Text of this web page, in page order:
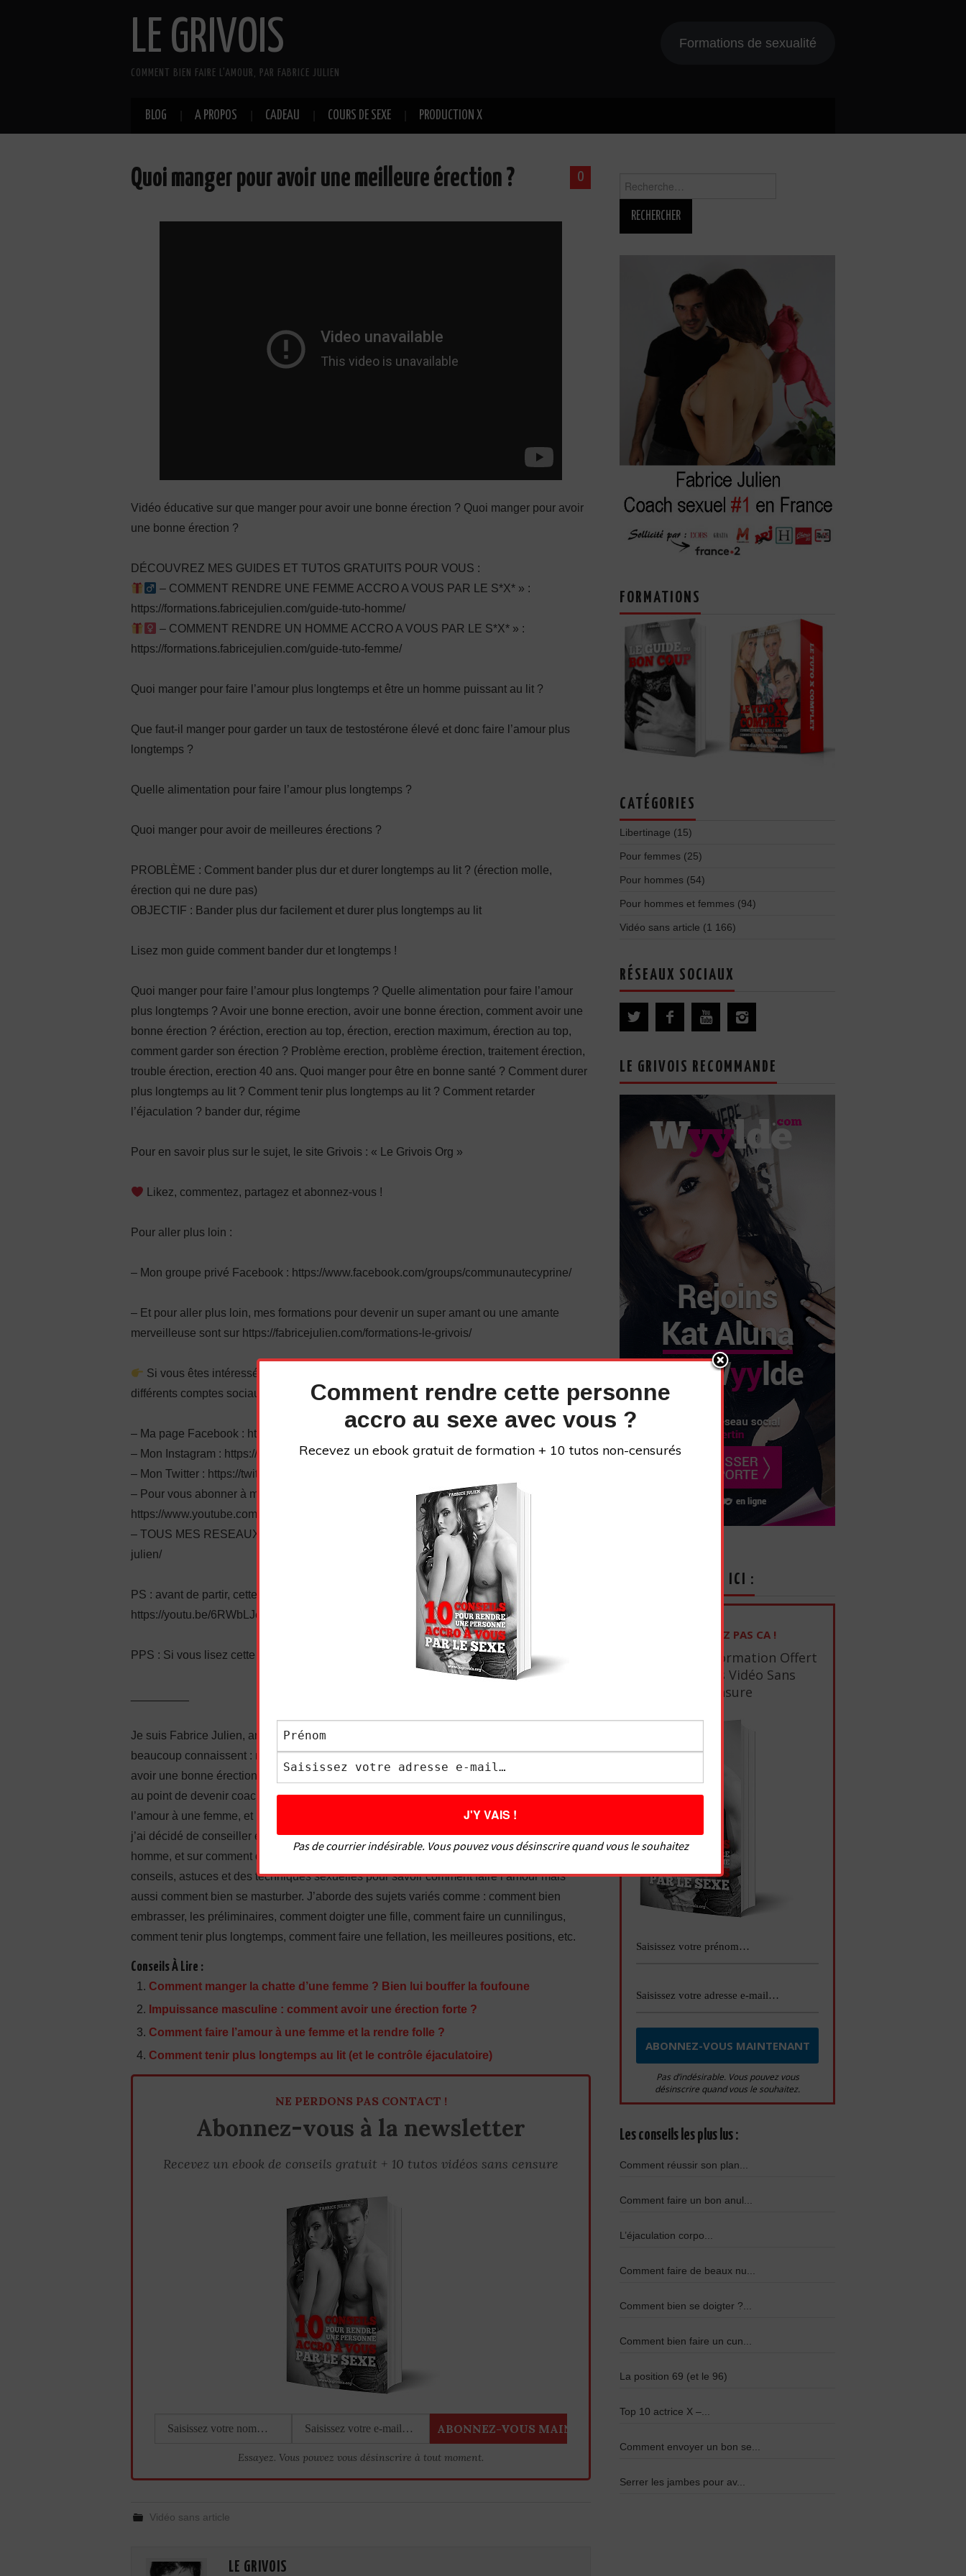
LE GRIVOIS
COMMENT BIEN FAIRE L'AMOUR, PAR FABRICE JULIEN
Formations de sexualité
BLOG A PROPOS CADEAU COURS DE SEXE PRODUCTION X
0
Quoi manger pour avoir une meilleure érection ?
Vidéo éducative sur que manger pour avoir une bonne érection ? Quoi manger pour avoir
une bonne érection ?
DÉCOUVREZ MES GUIDES ET TUTOS GRATUITS POUR VOUS :
– COMMENT RENDRE UNE FEMME ACCRO A VOUS PAR LE S*X* » :
https://formations.fabricejulien.com/guide-tuto-homme/
– COMMENT RENDRE UN HOMME ACCRO A VOUS PAR LE S*X* » :
https://formations.fabricejulien.com/guide-tuto-femme/
Quoi manger pour faire l’amour plus longtemps et être un homme puissant au lit ?
Que faut-il manger pour garder un taux de testostérone élevé et donc faire l’amour plus
longtemps ?
Quelle alimentation pour faire l’amour plus longtemps ?
Quoi manger pour avoir de meilleures érections ?
PROBLÈME : Comment bander plus dur et durer longtemps au lit ? (érection molle,
érection qui ne dure pas)
OBJECTIF : Bander plus dur facilement et durer plus longtemps au lit
Lisez mon guide comment bander dur et longtemps !
Quoi manger pour faire l’amour plus longtemps ? Quelle alimentation pour faire l’amour
plus longtemps ? Avoir une bonne erection, avoir une bonne érection, comment avoir une
bonne érection ? éréction, erection au top, érection, erection maximum, érection au top,
comment garder son érection ? Problème erection, problème érection, traitement érection,
trouble érection, erection 40 ans. Quoi manger pour être en bonne santé ? Comment durer
plus longtemps au lit ? Comment tenir plus longtemps au lit ? Comment retarder
l’éjaculation ? bander dur, régime
Pour en savoir plus sur le sujet, le site Grivois : « Le Grivois Org »
Likez, commentez, partagez et abonnez-vous !
Pour aller plus loin :
– Mon groupe privé Facebook : https://www.facebook.com/groups/communautecyprine/
– Et pour aller plus loin, mes formations pour devenir un super amant ou une amante
merveilleuse sont sur https://fabricejulien.com/formations-le-grivois/
Si vous êtes intéressé, n’hésitez pas à venir consulter mon site ou me suivre sur mes
différents comptes sociaux :
– Ma page Facebook : https://www.facebook.com/diaryfrenchpua/
– Mon Instagram : https://www.instagram.com/produit_bio/
– Mon Twitter : https://twitter.com/pluiedecyprine
– Pour vous abonner à ma chaîne Youtube :
https://www.youtube.com/channel/UCl7KFEkeyD2tEEiF6a3hE_g
– TOUS MES RESEAUX SOCIAUX : https://fabricejulien.com/reseaux-sociaux-de-fabrice-
julien/
PS : avant de partir, cette autre vidéo pourrait bien vous intéresser
:
https://youtu.be/6RWbLJedBbk
PPS : Si vous lisez cette ligne, écrivez « #teamcyprine » dans les commentaires !
Je suis Fabrice Julien, ancien timide au parcours difficile. J’ai connu les problèmes que
beaucoup connaissent : manque de confiance en soi, éjaculation précoce, difficultés à
avoir une bonne érection, complexes…Je me suis formé pour devenir un bon coup au lit,
au point de devenir coach en sexualité, et d’aider de nombreux hommes à bien faire
l’amour à une femme, et même à faire jouir une fille. Soucieux de satisfaire tout le monde,
j’ai décidé de conseiller également les femmes sur comment bien faire l’amour à un
homme, et sur comment donner du plaisir à un homme. Le Grivois vous donne des
conseils, astuces et des techniques sexuelles pour savoir comment faire l’amour mais
aussi comment bien se masturber. J’aborde des sujets variés comme : comment bien
embrasser, les préliminaires, comment doigter une fille, comment faire un cunnilingus,
comment tenir plus longtemps, comment faire une fellation, les meilleures positions, etc.
Conseils À Lire :
Comment manger la chatte d’une femme ? Bien lui bouffer la foufoune
Impuissance masculine : comment avoir une érection forte ?
Comment faire l’amour à une femme et la rendre folle ?
Comment tenir plus longtemps au lit (et le contrôle éjaculatoire)
NE PERDONS PAS CONTACT !
Abonnez-vous à la newsletter
Recevez un ebook de conseils gratuit + 10 tutos vidéos sans censure
Essayez. Vous pouvez vous désinscrire à tout moment.
Vidéo sans article
LE GRIVOIS
FORMATIONS
CATÉGORIES
Libertinage (15)
Pour femmes (25)
Pour hommes (54)
Pour hommes et femmes (94)
Vidéo sans article (1 166)
RÉSEAUX SOCIAUX
LE GRIVOIS RECOMMANDE
INSCRIVEZ-VOUS ICI :
NE RATEZ PAS CA !
1 Ebook De Formation Offert
+ 10 Tutos Vidéo Sans
Censure
Pas d’indésirable. Vous pouvez vous
désinscrire quand vous le souhaitez.
Les conseils les plus lus :
Comment réussir son plan...
Comment faire un bon anul...
L’éjaculation corpo...
Comment faire de beaux nu...
Comment bien se doigter ?...
Comment bien faire un cun...
La position 69 (et le 96)
Top 10 actrice X –...
Comment envoyer un bon se...
Serrer les jambes pour av...
Comment rendre cette personne
accro au sexe avec vous ?
Recevez un ebook gratuit de formation + 10 tutos non-censurés
Pas de courrier indésirable. Vous pouvez vous désinscrire quand vous le souhaitez